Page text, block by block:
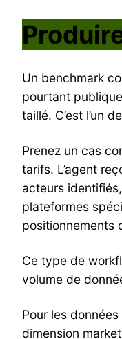
Un benchmark
pourtant
taillé. C’est l’un
Prenez un cas
tarifs. L’agent
acteurs
plateformes
positionnements
Ce type de
volume de
Pour les
dimension